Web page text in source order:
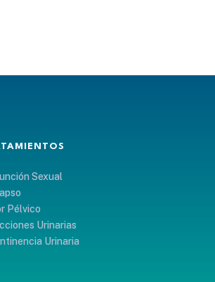
Sexual
Pélvico
Urinarias
Urinaria